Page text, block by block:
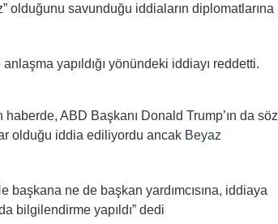
olduğunu savunduğu iddiaların diplomatlarına
yapıldığı yönündeki iddiayı reddetti.
ABD Başkanı Donald Trump’ın da söz
olduğu iddia ediliyordu ancak Beyaz
başkana ne de başkan yardımcısına, iddiaya
bilgilendirme yapıldı” dedi